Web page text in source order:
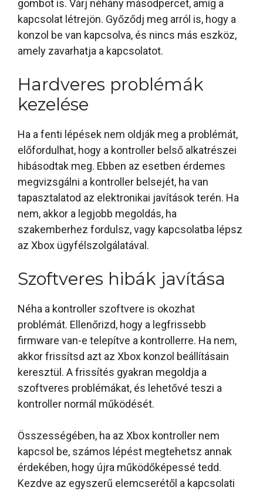
gombot is. Várj néhány másodpercet, amíg a
kapcsolat létrejön. Győződj meg arról is, hogy a
konzol be van kapcsolva, és nincs más eszköz,
amely zavarhatja a kapcsolatot.
Hardveres problémák
kezelése
Ha a fenti lépések nem oldják meg a problémát,
előfordulhat, hogy a kontroller belső alkatrészei
hibásodtak meg. Ebben az esetben érdemes
megvizsgálni a kontroller belsejét, ha van
tapasztalatod az elektronikai javítások terén. Ha
nem, akkor a legjobb megoldás, ha
szakemberhez fordulsz, vagy kapcsolatba lépsz
az Xbox ügyfélszolgálatával.
Szoftveres hibák javítása
Néha a kontroller szoftvere is okozhat
problémát. Ellenőrizd, hogy a legfrissebb
firmware van-e telepítve a kontrollerre. Ha nem,
akkor frissítsd azt az Xbox konzol beállításain
keresztül. A frissítés gyakran megoldja a
szoftveres problémákat, és lehetővé teszi a
kontroller normál működését.
Összességében, ha az Xbox kontroller nem
kapcsol be, számos lépést megtehetsz annak
érdekében, hogy újra működőképessé tedd.
Kezdve az egyszerű elemcserétől a kapcsolati